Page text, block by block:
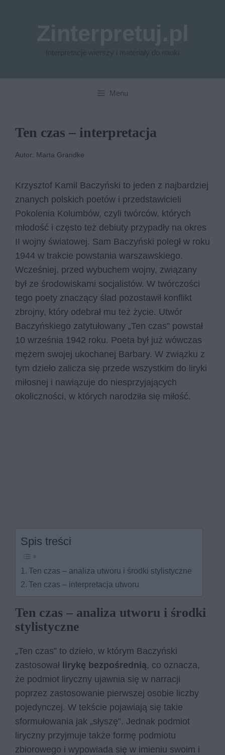
Menu
Ten czas – interpretacja
Autor: Marta Grandke
Krzysztof Kamil Baczyński to jeden z najbardziej
znanych polskich poetów i przedstawicieli
Pokolenia Kolumbów, czyli twórców, których
młodość i często też debiuty przypadły na okres
II wojny światowej. Sam Baczyński poległ w roku
1944 w trakcie powstania warszawskiego.
Wcześniej, przed wybuchem wojny, związany
był ze środowiskami socjalistów. W twórczości
tego poety znaczący ślad pozostawił konflikt
zbrojny, który odebrał mu też życie. Utwór
Baczyńskiego zatytułowany „Ten czas” powstał
10 września 1942 roku. Poeta był już wówczas
mężem swojej ukochanej Barbary. W związku z
tym dzieło zalicza się przede wszystkim do liryki
miłosnej i nawiązuje do niesprzyjających
okoliczności, w których narodziła się miłość.
Spis treści
Ten czas – analiza utworu i środki stylistyczne
Ten czas – interpretacja utworu
Ten czas – analiza utworu i środki
stylistyczne
„Ten czas” to dzieło, w którym Baczyński
zastosował lirykę bezpośrednią, co oznacza,
że podmiot liryczny ujawnia się w narracji
poprzez zastosowanie pierwszej osobie liczby
pojedynczej. W tekście pojawiają się takie
sformułowania jak „słyszę”. Jednak podmiot
liryczny przyjmuje także formę podmiotu
zbiorowego i wypowiada się w imieniu swoim i